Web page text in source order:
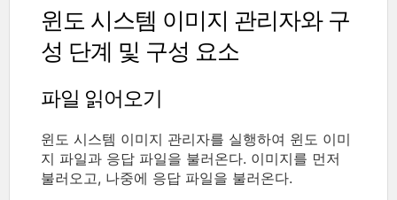
윈도 시스템 이미지 관리자와 구
성 단계 및 구성 요소
파일 읽어오기
윈도 시스템 이미지 관리자를 실행하여 윈도 이미
지 파일과 응답 파일을 불러온다. 이미지를 먼저
불러오고, 나중에 응답 파일을 불러온다.